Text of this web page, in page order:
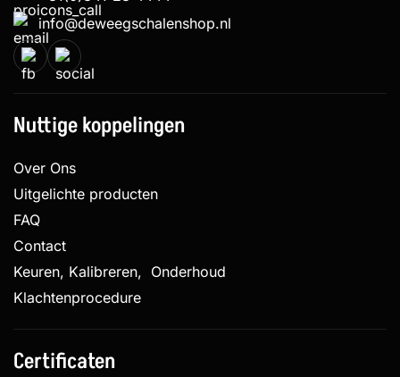
info@deweegschalenshop.nl
Nuttige koppelingen
Over Ons
Uitgelichte producten
FAQ
Contact
Keuren, Kalibreren, Onderhoud
Klachtenprocedure
Certificaten